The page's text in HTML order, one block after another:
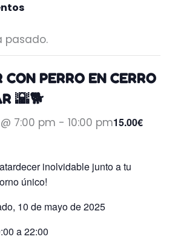
pasado.
CON PERRO EN CERRO
🌇🐕
7:00 pm -10:00 pm15.00€
inolvidable junto a tu
único!
10 de mayo de 2025
a 22:00